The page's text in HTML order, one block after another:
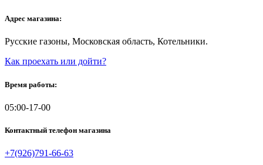
Адрес магазина:
Русские газоны, Московская область, Котельники.
Как проехать или дойти?
Время работы:
05:00-17-00
Контактный телефон магазина
+7(926)791-66-63